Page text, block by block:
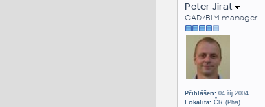
Peter Jirat
CAD/BIM manager
Přihlášen:04.říj.2004
Lokalita:ČR (Pha)